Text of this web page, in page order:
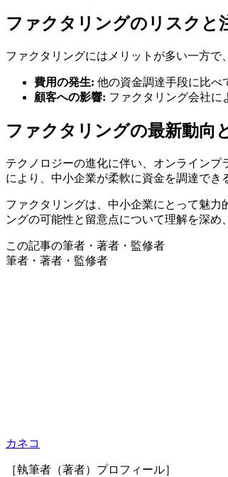
ファクタリングのリスクと
ファクタリングにはメリットが多い一方で
費用の発生: 他の資金調達手段に比べ
顧客への影響: ファクタリング会社に
ファクタリングの最新動向
テクノロジーの進化に伴い、オンライン
により、中小企業が柔軟に資金を調達でき
ファクタリングは、中小企業にとって魅
ングの可能性と留意点について理解を深め
この記事の筆者・著者・監修者
筆者・著者・監修者
カネコ
［執筆者（著者）プロフィール］